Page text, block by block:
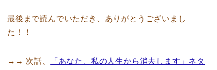
最後まで読んでいただき、ありがとうございまし
た！！
→→ 次話、
「あなた、私の人生から消去します」ネタ